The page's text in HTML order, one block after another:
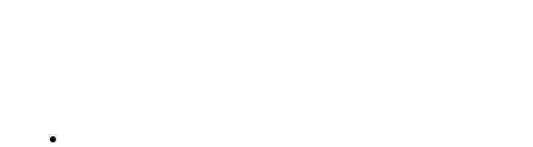
Musik und Musikinstrumente